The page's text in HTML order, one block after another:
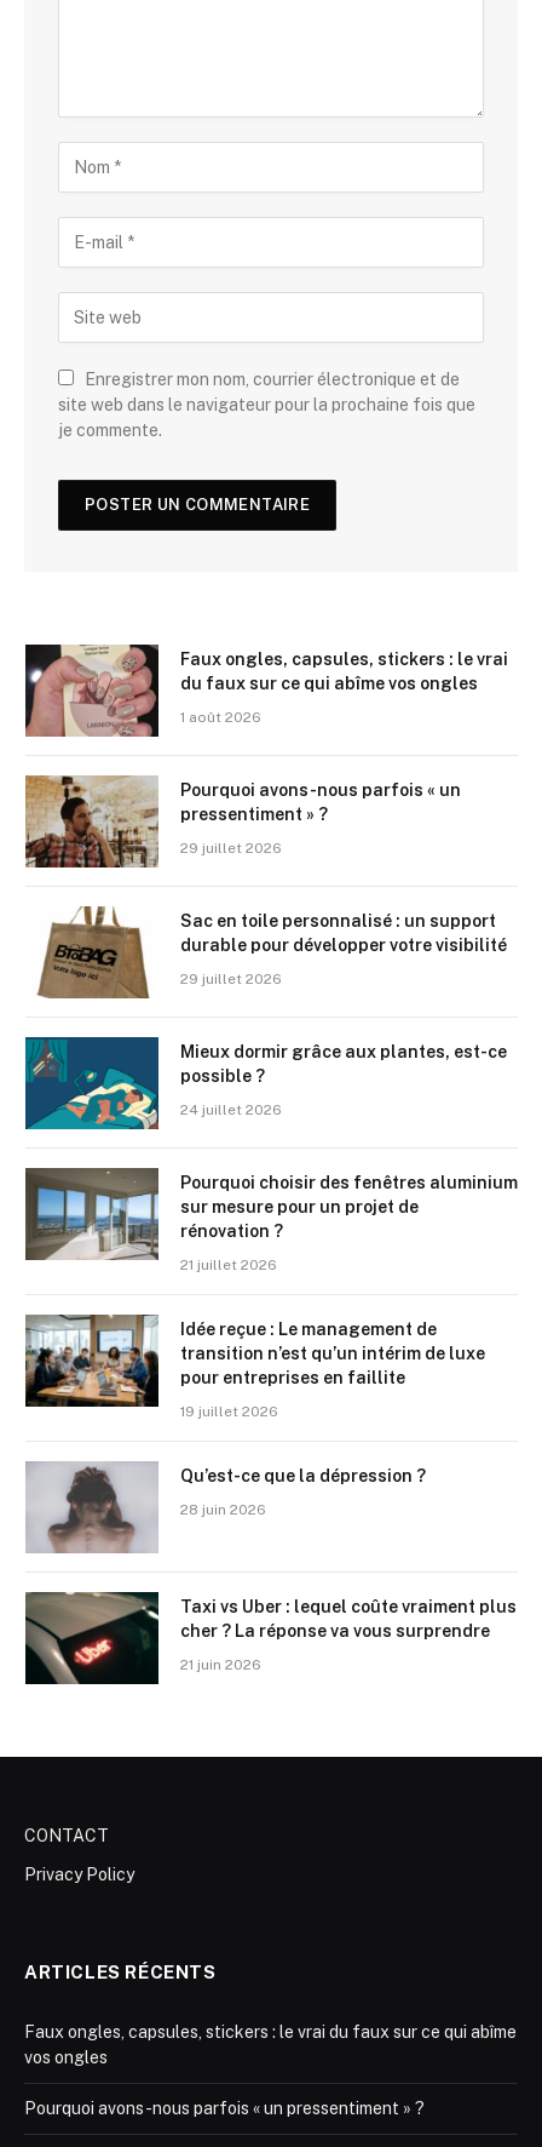
Enregistrer mon nom, courrier électronique et de
site web dans le navigateur pour la prochaine fois que
je commente.
Faux ongles, capsules, stickers : le vrai
du faux sur ce qui abîme vos ongles
1 août 2026
Pourquoi avons-nous parfois « un
pressentiment » ?
29 juillet 2026
Sac en toile personnalisé : un support
durable pour développer votre visibilité
29 juillet 2026
Mieux dormir grâce aux plantes, est-ce
possible ?
24 juillet 2026
Pourquoi choisir des fenêtres aluminium
sur mesure pour un projet de
rénovation ?
21 juillet 2026
Idée reçue : Le management de
transition n’est qu’un intérim de luxe
pour entreprises en faillite
19 juillet 2026
Qu’est-ce que la dépression ?
28 juin 2026
Taxi vs Uber : lequel coûte vraiment plus
cher ? La réponse va vous surprendre
21 juin 2026
CONTACT
Privacy Policy
ARTICLES RÉCENTS
Faux ongles, capsules, stickers : le vrai du faux sur ce qui abîme
vos ongles
Pourquoi avons-nous parfois « un pressentiment » ?